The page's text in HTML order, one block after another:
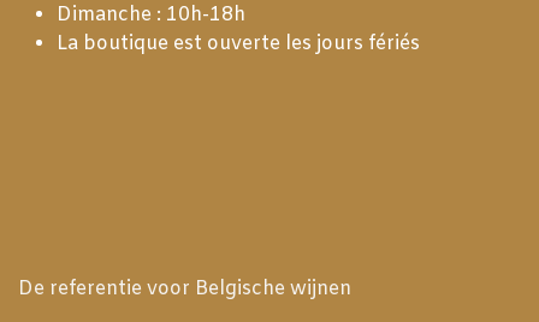
Dimanche : 10h-18h
La boutique est ouverte les jours fériés
De referentie voor Belgische wijnen